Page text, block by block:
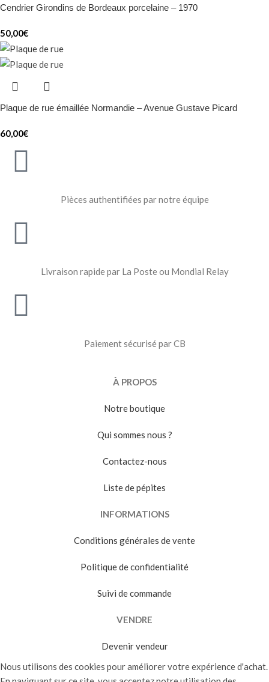
Cendrier Girondins de Bordeaux porcelaine – 1970
50,00€
Plaque de rue émaillée Normandie – Avenue Gustave Picard
60,00€
Pièces authentifiées par notre équipe
Livraison rapide par La Poste ou Mondial Relay
Paiement sécurisé par CB
À PROPOS
Notre boutique
Qui sommes nous ?
Contactez-nous
Liste de pépites
INFORMATIONS
Conditions générales de vente
Politique de confidentialité
Suivi de commande
VENDRE
Devenir vendeur
Nous utilisons des cookies pour améliorer votre expérience d'achat.